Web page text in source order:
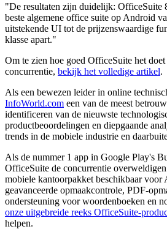
"De resultaten zijn duidelijk: OfficeSuite
beste algemene office suite op Android
uitstekende UI tot de prijzenswaardige
klasse apart."
Om te zien hoe goed OfficeSuite het
concurrentie, bekijk het volledige artikel.
Als een bewezen leider in online
InfoWorld.com een van de meest
identificeren van de nieuwste
productbeoordelingen en diepgaande
trends in de mobiele industrie en
Als de nummer 1 app in Google Play's
OfficeSuite de concurrentie
mobiele kantoorpakket beschikbaar
geavanceerde opmaakcontrole, PDF-
ondersteuning voor woordenboeken en
onze uitgebreide reeks OfficeSuite-
helpen.